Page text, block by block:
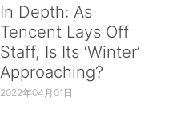
In Depth: As
Tencent Lays Off
Staff, Is Its ‘Winter’
Approaching?
2022年04月01日